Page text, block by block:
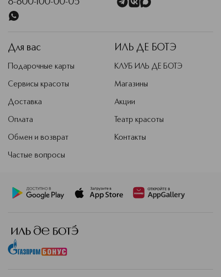
8-800-100-00-05
Для вас
Подарочные карты
Сервисы красоты
Доставка
Оплата
Обмен и возврат
Частые вопросы
ИЛЬ ДЕ БОТЭ
КЛУБ ИЛЬ ДЕ БОТЭ
Магазины
Акции
Театр красоты
Контакты